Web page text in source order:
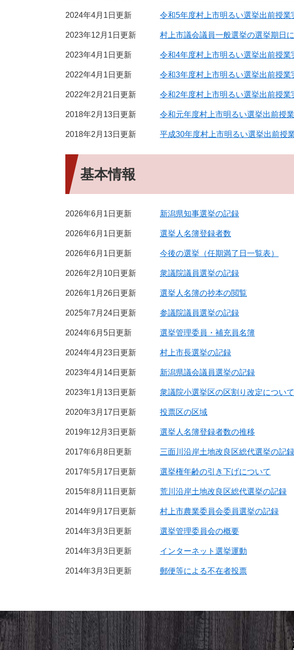
2024年4月1日更新 令和5年度村上市明るい選挙出前授業
2023年12月1日更新 村上市議会議員一般選挙の選挙期日
2023年4月1日更新 令和4年度村上市明るい選挙出前授業
2022年4月1日更新 令和3年度村上市明るい選挙出前授業
2022年2月21日更新 令和2年度村上市明るい選挙出前授業
2018年2月13日更新 令和元年度村上市明るい選挙出前授
2018年2月13日更新 平成30年度村上市明るい選挙出前授
基本情報
2026年6月1日更新 新潟県知事選挙の記録
2026年6月1日更新 選挙人名簿登録者数
2026年6月1日更新 今後の選挙（任期満了日一覧表）
2026年2月10日更新 衆議院議員選挙の記録
2026年1月26日更新 選挙人名簿の抄本の閲覧
2025年7月24日更新 参議院議員選挙の記録
2024年6月5日更新 選挙管理委員・補充員名簿
2024年4月23日更新 村上市長選挙の記録
2023年4月14日更新 新潟県議会議員選挙の記録
2023年1月13日更新 衆議院小選挙区の区割り改定について
2020年3月17日更新 投票区の区域
2019年12月3日更新 選挙人名簿登録者数の推移
2017年6月8日更新 三面川沿岸土地改良区総代選挙の記録
2017年5月17日更新 選挙権年齢の引き下げについて
2015年8月11日更新 荒川沿岸土地改良区総代選挙の記録
2014年9月17日更新 村上市農業委員会委員選挙の記録
2014年3月3日更新 選挙管理委員会の概要
2014年3月3日更新 インターネット選挙運動
2014年3月3日更新 郵便等による不在者投票